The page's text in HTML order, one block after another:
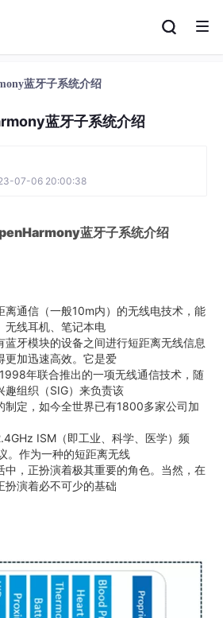
蓝牙子系统介绍
蓝牙子系统介绍
07-06 20:00:38
蓝牙子系统介绍
离通信（一般10m内）的无线电技术，能
无线耳机、笔记本电
蓝牙模块的设备之间进行短距离无线信息
更加迅速高效。它是爱
年联合推出的一项无线通信技术，随
趣组织（SIG）来负责该
制定，如今全世界已有1800多家公司加
ISM（即工业、科学、医学）频
。作为一种的短距离无线
中，正扮演着极其重要的角色。当然，在
扮演着必不可少的基础